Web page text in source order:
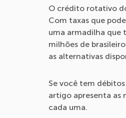
O crédito rotativo
Com taxas que
uma armadilha que
milhões de
as alternativas
Se você tem
artigo apresenta as
cada uma.